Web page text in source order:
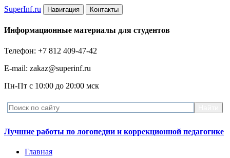
SuperInf.ru Навигация Контакты
Информационные материалы для студентов
Телефон: +7 812 409-47-42
E-mail: zakaz@superinf.ru
Пн-Пт с 10:00 до 20:00 мск
Лучшие работы по логопедии и коррекционной педагогике
Главная